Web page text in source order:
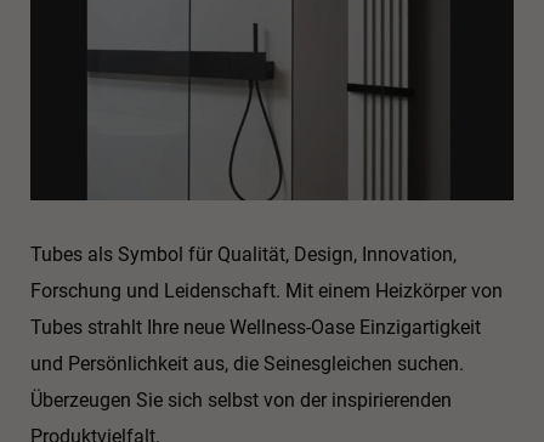
Tubes als Symbol für Qualität, Design, Innovation,
Forschung und Leidenschaft. Mit einem Heizkörper von
Tubes strahlt Ihre neue Wellness-Oase Einzigartigkeit
und Persönlichkeit aus, die Seinesgleichen suchen.
Überzeugen Sie sich selbst von der inspirierenden
Produktvielfalt.